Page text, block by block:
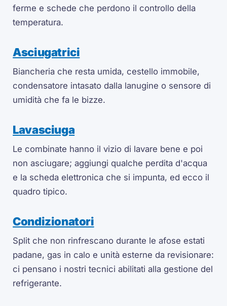
ferme e schede che perdono il controllo della
temperatura.
Asciugatrici
Biancheria che resta umida, cestello immobile,
condensatore intasato dalla lanugine o sensore di
umidità che fa le bizze.
Lavasciuga
Le combinate hanno il vizio di lavare bene e poi
non asciugare; aggiungi qualche perdita d'acqua
e la scheda elettronica che si impunta, ed ecco il
quadro tipico.
Condizionatori
Split che non rinfrescano durante le afose estati
padane, gas in calo e unità esterne da revisionare:
ci pensano i nostri tecnici abilitati alla gestione del
refrigerante.